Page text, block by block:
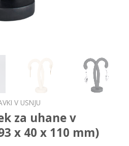
V USNJU
za uhane v
x 40 x 110 mm)